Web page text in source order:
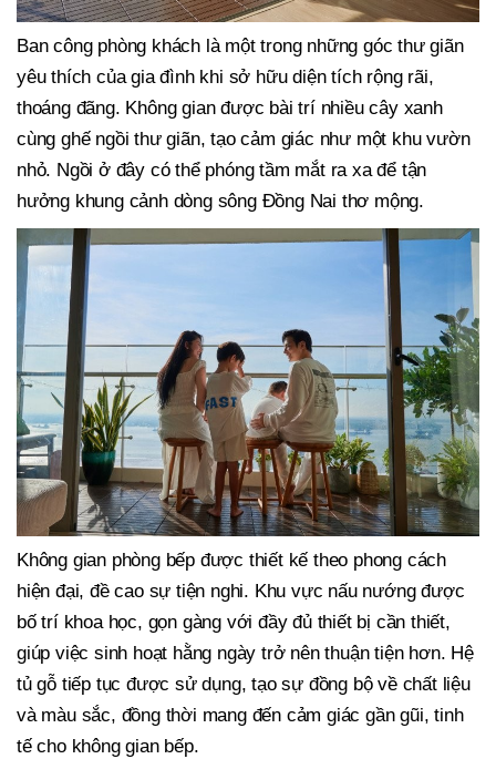
Ban công phòng khách là một trong những góc thư giãn
yêu thích của gia đình khi sở hữu diện tích rộng rãi,
thoáng đãng. Không gian được bài trí nhiều cây xanh
cùng ghế ngồi thư giãn, tạo cảm giác như một khu vườn
nhỏ. Ngồi ở đây có thể phóng tầm mắt ra xa để tận
hưởng khung cảnh dòng sông Đồng Nai thơ mộng.
Không gian phòng bếp được thiết kế theo phong cách
hiện đại, đề cao sự tiện nghi. Khu vực nấu nướng được
bố trí khoa học, gọn gàng với đầy đủ thiết bị cần thiết,
giúp việc sinh hoạt hằng ngày trở nên thuận tiện hơn. Hệ
tủ gỗ tiếp tục được sử dụng, tạo sự đồng bộ về chất liệu
và màu sắc, đồng thời mang đến cảm giác gần gũi, tinh
tế cho không gian bếp.